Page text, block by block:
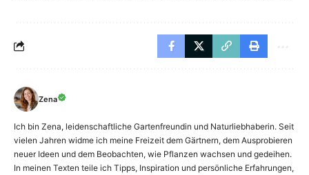
Zena
Ich bin Zena, leidenschaftliche Gartenfreundin und Naturliebhaberin. Seit
vielen Jahren widme ich meine Freizeit dem Gärtnern, dem Ausprobieren
neuer Ideen und dem Beobachten, wie Pflanzen wachsen und gedeihen.
In meinen Texten teile ich Tipps, Inspiration und persönliche Erfahrungen,